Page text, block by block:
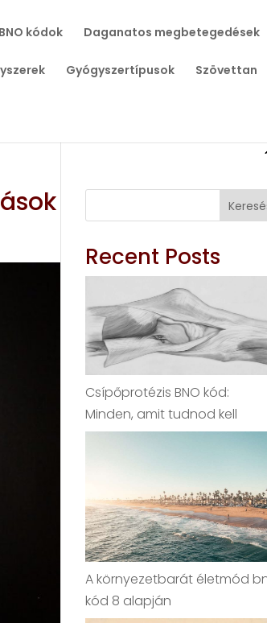
BNO kódok Daganatos megbetegedések
Gyógyszertípusok Szövettan
Recent Posts
Csípőprotézis BNO kód:
Minden, amit tudnod kell
A környezetbarát életmód
kód 8 alapján